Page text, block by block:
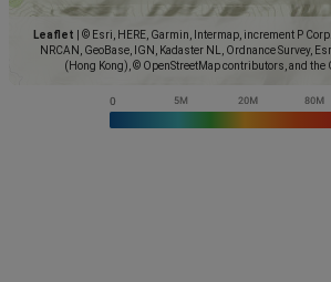
Leaflet
© Esri, HERE, Garmin, Intermap, increment P
NRCAN, GeoBase, IGN, Kadaster NL, Ordnance Survey,
(Hong Kong), © OpenStreetMap contributors, and the